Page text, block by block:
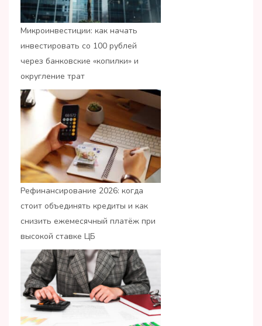
Микроинвестиции: как начать
инвестировать со 100 рублей
через банковские «копилки» и
округление трат
Рефинансирование 2026: когда
стоит объединять кредиты и как
снизить ежемесячный платёж при
высокой ставке ЦБ